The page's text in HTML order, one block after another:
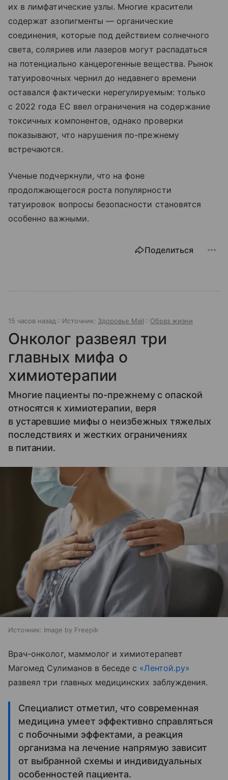
их в лимфатические узлы. Многие красители
содержат азопигменты — органические
соединения, которые под действием солнечного
света, соляриев или лазеров могут распадаться
на потенциально канцерогенные вещества. Рынок
татуировочных чернил до недавнего времени
оставался фактически нерегулируемым: только
с 2022 года ЕС ввел ограничения на содержание
токсичных компонентов, однако проверки
показывают, что нарушения по-прежнему
встречаются.
Ученые подчеркнули, что на фоне
продолжающегося роста популярности
татуировок вопросы безопасности становятся
особенно важными.
Поделиться
15 часов назад Источник: Здоровье Mail Образ жизни
Онколог развеял три
главных мифа о
химиотерапии
Многие пациенты по-прежнему с опаской
относятся к химиотерапии, веря
в устаревшие мифы о неизбежных тяжелых
последствиях и жестких ограничениях
в питании.
Источник: Image by Freepik
Врач-онколог, маммолог и химиотерапевт
Магомед Сулиманов в беседе с «Лентой.ру»
развеял три главных медицинских заблуждения.
Специалист отметил, что современная
медицина умеет эффективно справляться
с побочными эффектами, а реакция
организма на лечение напрямую зависит
от выбранной схемы и индивидуальных
особенностей пациента.